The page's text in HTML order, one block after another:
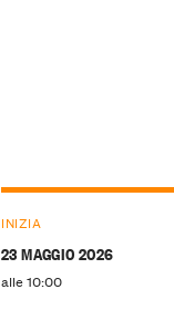
INIZIA
23 MAGGIO 2026
alle 10:00